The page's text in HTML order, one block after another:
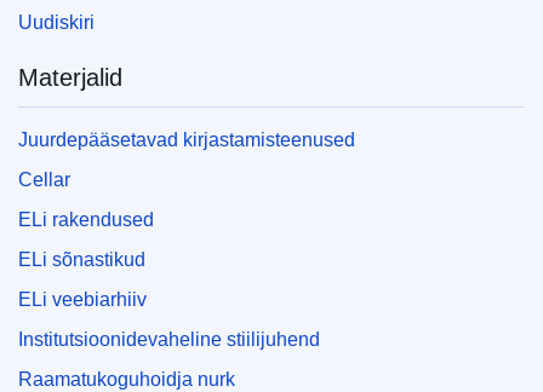
Uudiskiri
Materjalid
Juurdepääsetavad kirjastamisteenused
Cellar
ELi rakendused
ELi sõnastikud
ELi veebiarhiiv
Institutsioonidevaheline stiilijuhend
Raamatukoguhoidja nurk